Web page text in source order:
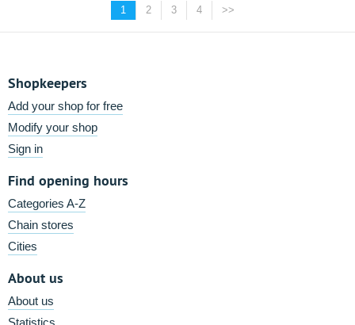
1 2 3 4 >>
Shopkeepers
Add your shop for free
Modify your shop
Sign in
Find opening hours
Categories A-Z
Chain stores
Cities
About us
About us
Statistics